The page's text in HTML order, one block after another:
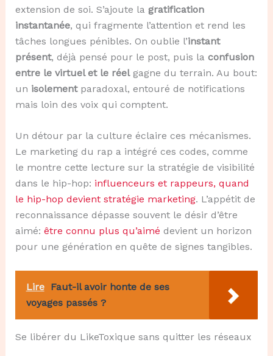
extension de soi. S’ajoute la gratification
instantanée, qui fragmente l’attention et rend les
tâches longues pénibles. On oublie l’instant
présent, déjà pensé pour le post, puis la confusion
entre le virtuel et le réelgagne du terrain. Au bout:
un isolementparadoxal, entouré de notifications
mais loin des voix qui comptent.
Un détour par la culture éclaire ces mécanismes.
Le marketing du rap a intégré ces codes, comme
le montre cette lecture sur la stratégie de visibilité
dans le hip-hop: influenceurs et rappeurs, quand
le hip-hop devient stratégie marketing. L’appétit de
reconnaissance dépasse souvent le désir d’être
aimé: être connu plus qu’aimé devient un horizon
pour une génération en quête de signes tangibles.
Lire Faut-il avoir honte de ses
voyages passés ?
Se libérer du LikeToxique sans quitter les réseaux